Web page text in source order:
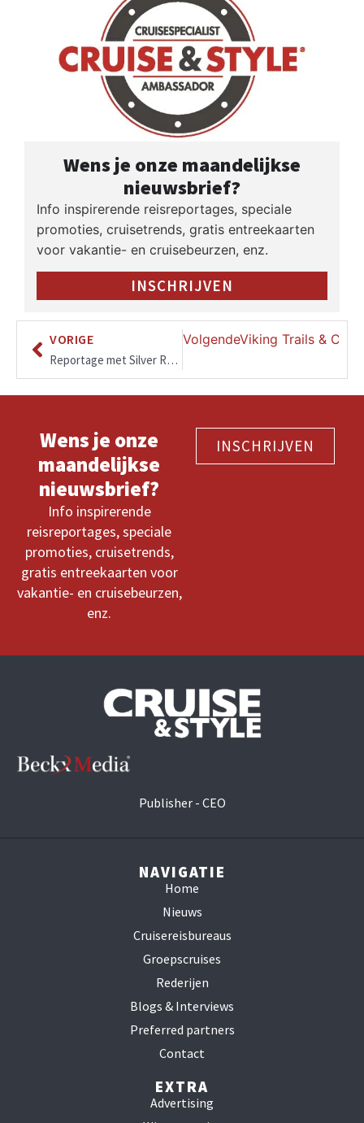
Wens je onze maandelijkse
nieuwsbrief?
Info inspirerende reisreportages, speciale
promoties, cruisetrends, gratis entreekaarten
voor vakantie- en cruisebeurzen, enz.
INSCHRIJVEN
VORIGE
Reportage met Silver Ray van SILVERSEA, vanuit Barcelona via de Franse en Italiaanse Rivièra naar Rome.
VolgendeViking Trails &
Wens je onze
maandelijkse
nieuwsbrief?
Info inspirerende
reisreportages, speciale
promoties, cruisetrends,
gratis entreekaarten voor
vakantie- en cruisebeurzen,
enz.
INSCHRIJVEN
Publisher - CEO
NAVIGATIE
Home
Nieuws
Cruisereisbureaus
Groepscruises
Rederijen
Blogs & Interviews
Preferred partners
Contact
EXTRA
Advertising